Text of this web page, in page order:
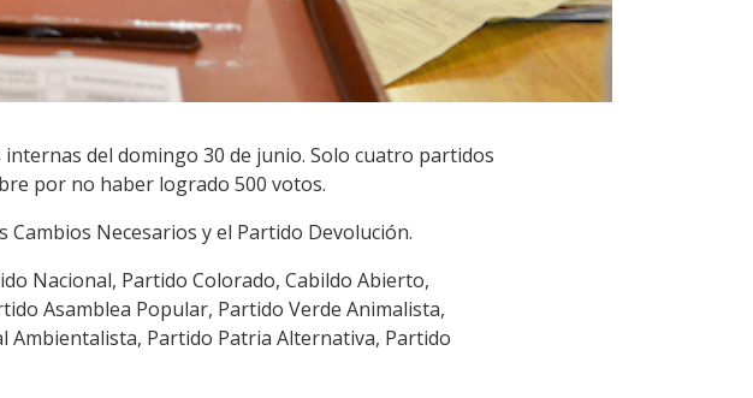
del domingo 30 de junio. Solo cuatro partidos
por no haber logrado 500 votos.
Necesarios y el Partido Devolución.
Nacional, Partido Colorado, Cabildo Abierto,
Asamblea Popular, Partido Verde Animalista,
Ambientalista, Partido Patria Alternativa, Partido